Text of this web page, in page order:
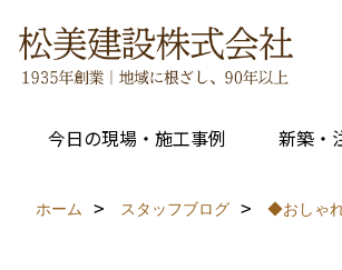
今日の現場・施工事例 新築・
ホーム スタッフブログ ◆おしゃ